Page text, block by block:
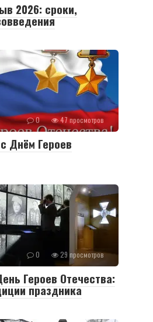
2026: сроки,
0 47 просмотров
Днём Героев
0 29 просмотров
Героев Отечества:
праздника